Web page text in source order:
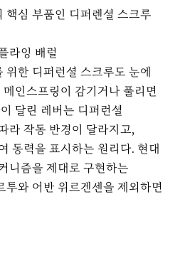
핵심 부품인 디퍼렌셜 스크루
라잉 배럴
한 디퍼런셜 스크루도 눈에
인스프링이 감기거나 풀리면
달린 레버는 디퍼런셜
라 작동 반경이 달라지고,
동력을 표시하는 원리다. 현대
니즘을 제대로 구현하는
와 어반 위르겐센을 제외하면